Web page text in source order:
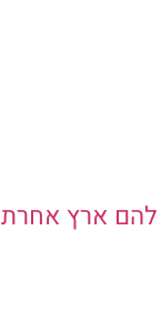
להם ארץ אחרת